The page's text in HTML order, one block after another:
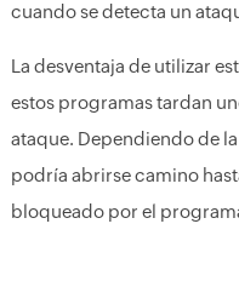
cuando se detecta un
La desventaja de utilizar
estos programas tardan
ataque. Dependiendo de
podría abrirse camino
bloqueado por el